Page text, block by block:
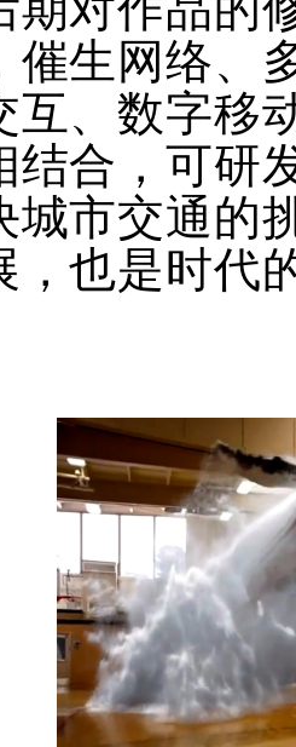
催生网络、
互、数字移
结合，可研
城市交通的
，也是时代